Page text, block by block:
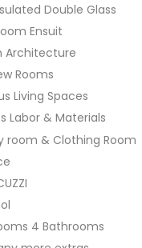
Double Glass
Ensuit
Architecture
Rooms
Living Spaces
Labor & Materials
room & Clothing Room
4 Bathrooms